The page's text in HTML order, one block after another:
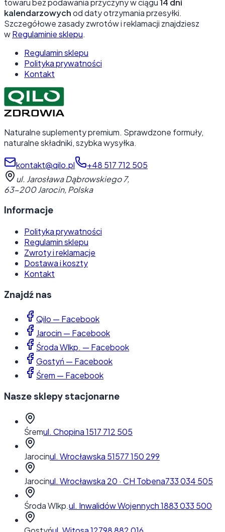
kalendarzowychod daty otrzymania przesyłki.
Szczegółowe zasady zwrotów i reklamacji znajdziesz
wRegulaminie sklepu.
Regulamin sklepu
Polityka prywatności
Kontakt
Naturalne suplementy premium. Sprawdzone formuły,
naturalne składniki, szybka wysyłka.
kontakt@qilo.pl
+48 517 712 505
ul. Jarosława Dąbrowskiego 7,
63-200 Jarocin,Polska
Informacje
Polityka prywatności
Regulamin sklepu
Zwroty i reklamacje
Dostawa i koszty
Kontakt
Znajdź nas
Qilo — Facebook
Jarocin — Facebook
Środa Wlkp. — Facebook
Gostyń— Facebook
Śrem — Facebook
Nasze sklepy stacjonarne
Śremul. Chopina 1517 712 505
Jarocinul. Wrocławska 51577 150 299
Jarocinul. Wrocławska 20 · CH Tobena733 034 505
Środa Wlkp.ul. Inwalidów Wojennych 1883 033 500